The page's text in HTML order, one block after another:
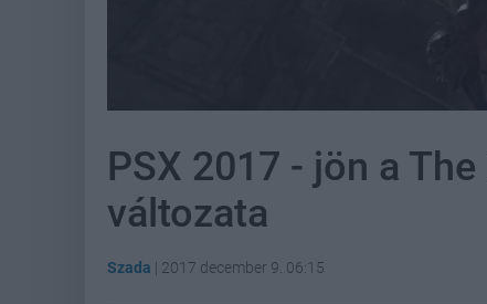
PSX 2017 - jön a
változata
Szada | 2017 december 9. 06:15